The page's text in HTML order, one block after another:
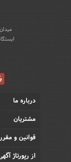
درباره ما
مشتریان
قوانین و
از رپورتاژ